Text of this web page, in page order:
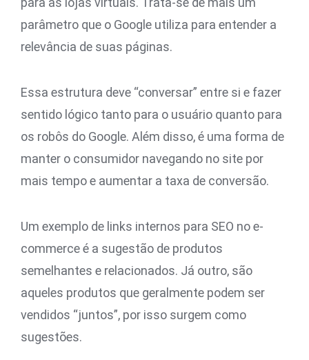
parâmetro que o Google utiliza para entender a
relevância de suas páginas.
Essa estrutura deve “conversar” entre si e fazer
sentido lógico tanto para o usuário quanto para
os robôs do Google. Além disso, é uma forma de
manter o consumidor navegando no site por
mais tempo e aumentar a taxa de conversão.
Um exemplo de links internos para SEO no e-
commerce é a sugestão de produtos
semelhantes e relacionados. Já outro, são
aqueles produtos que geralmente podem ser
vendidos “juntos”, por isso surgem como
sugestões.